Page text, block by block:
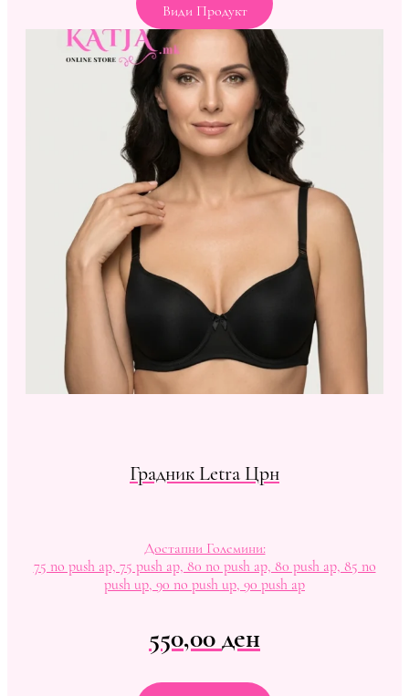
Види Продукт
Градник Letra Црн
Достапни Големини:
75 no push ap, 75 push ap, 80 no push ap, 80 push ap, 85 no
push up, 90 no push up, 90 push ap
550,00ден